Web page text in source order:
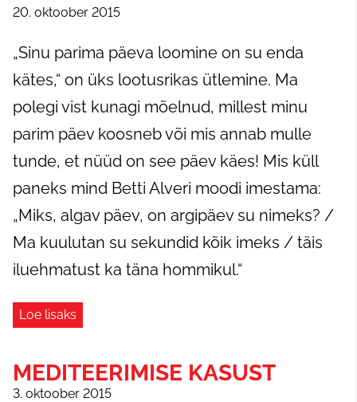
20. oktoober 2015
„Sinu parima päeva loomine on su enda
kätes,“ on üks lootusrikas ütlemine. Ma
polegi vist kunagi mõelnud, millest minu
parim päev koosneb või mis annab mulle
tunde, et nüüd on see päev käes! Mis küll
paneks mind Betti Alveri moodi imestama:
„Miks, algav päev, on argipäev su nimeks? /
Ma kuulutan su sekundid kõik imeks / täis
iluehmatust ka täna hommikul.“
Loe lisaks
MEDITEERIMISE KASUST
3. oktoober 2015